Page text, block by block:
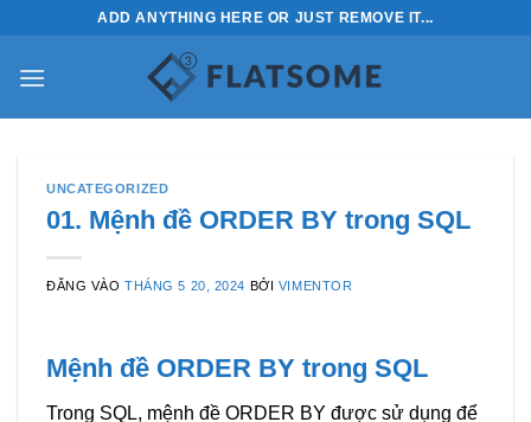
nội
ADD ANYTHING HERE OR JUST REMOVE IT...
UNCATEGORIZED
01. Mệnh đề ORDER BY trong SQL
ĐĂNG VÀOTHÁNG 5 20, 2024 BỞI VIMENTOR
Mệnh đề ORDER BY trong SQL
Trong SQL, mệnh đề ORDER BY được sử dụng để